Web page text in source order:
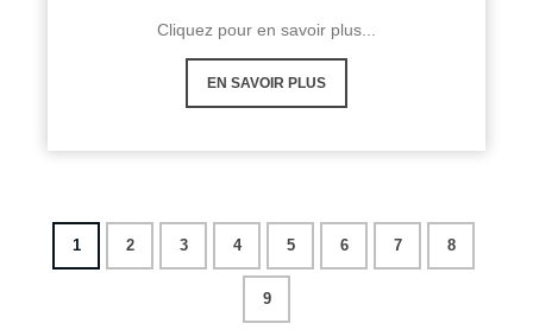
Cliquez pour en savoir plus...
EN SAVOIR PLUS
1 2 3 4 5 6 7 8
9